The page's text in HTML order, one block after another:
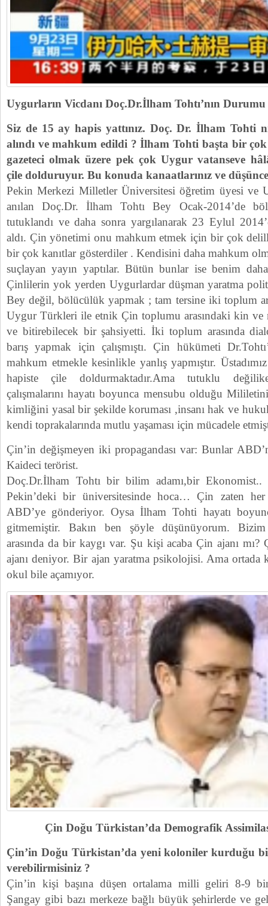
Uygurların Vicdanı Doç.Dr.İlham Tohtı’nın Durumu
Siz de 15 ay hapis yattınız. Doç. Dr. İlham Tohti
alındı ve mahkum edildi ? İlham Tohti başta bir
gazeteci olmak üzere pek çok Uygur vatanseve
çile dolduruyur. Bu konuda kanaatlarınız ve
Pekin Merkezi Milletler Üniversitesi öğretim üyesi ve
anılan Doç.Dr. İlham Tohtı Bey Ocak-2014’de
tutuklandı ve daha sonra yargılanarak 23 Eylul
aldı. Çin yönetimi onu mahkum etmek için bir çok
bir çok kanıtlar gösterdiler . Kendisini daha mahkum
suçlayan yayın yaptılar. Bütün bunlar ise benim
Çinlilerin yok yerden Uygurlardar düşman yaratma
Bey değil, bölücülük yapmak ; tam tersine iki toplum
Uygur Türkleri ile etnik Çin toplumu arasındaki kin ve
ve bitirebilecek bir şahsiyetti. İki toplum arasında
barış yapmak için çalışmıştı. Çin hükümeti
mahkum etmekle kesinlikle yanlış yapmıştır.
hapiste çile doldurmaktadır.Ama tutuklu
çalışmalarını hayatı boyunca mensubu olduğu
kimliğini yasal bir şekilde koruması ,insanı hak ve
kendi toprakalarında mutlu yaşaması için mücadele
Çin’in değişmeyen iki propagandası var: Bunlar
Kaideci terörist.
Doç.Dr.İlham Tohtı bir bilim adamı,bir Ekonomist..
Pekin’deki bir üniversitesinde hoca… Çin zaten
ABD’ye gönderiyor. Oysa İlham Tohti hayatı
gitmemiştir. Bakın ben şöyle düşünüyorum.
arasında da bir kaygı var. Şu kişi acaba Çin ajanı
ajanı deniyor. Bir ajan yaratma psikolojisi. Ama
okul bile açamıyor.
Çin Doğu Türkistan’da Demografik
Çin’in Doğu Türkistan’da yeni koloniler kurduğu
verebilirmisiniz ?
Çin’in kişi başına düşen ortalama milli geliri 8-9
Şangay gibi bazı merkeze bağlı büyük şehirlerde ve